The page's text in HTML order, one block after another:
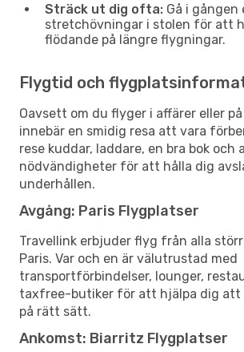
Sträck ut dig ofta: Gå i gången
stretchövningar i stolen för att
flödande på längre flygningar.
Flygtid och
Oavsett om du flyger i affärer eller
innebär en smidig resa att vara
rese kuddar, laddare, en bra bok och
nödvändigheter för att hålla dig
underhållen.
Avgång: Paris Flygplatser
Travellink erbjuder flyg från alla
Paris. Var och en är välutrustad med
transportförbindelser, lounger,
taxfree-butiker för att hjälpa dig att
på rätt sätt.
Ankomst: Biarritz Flygplatser